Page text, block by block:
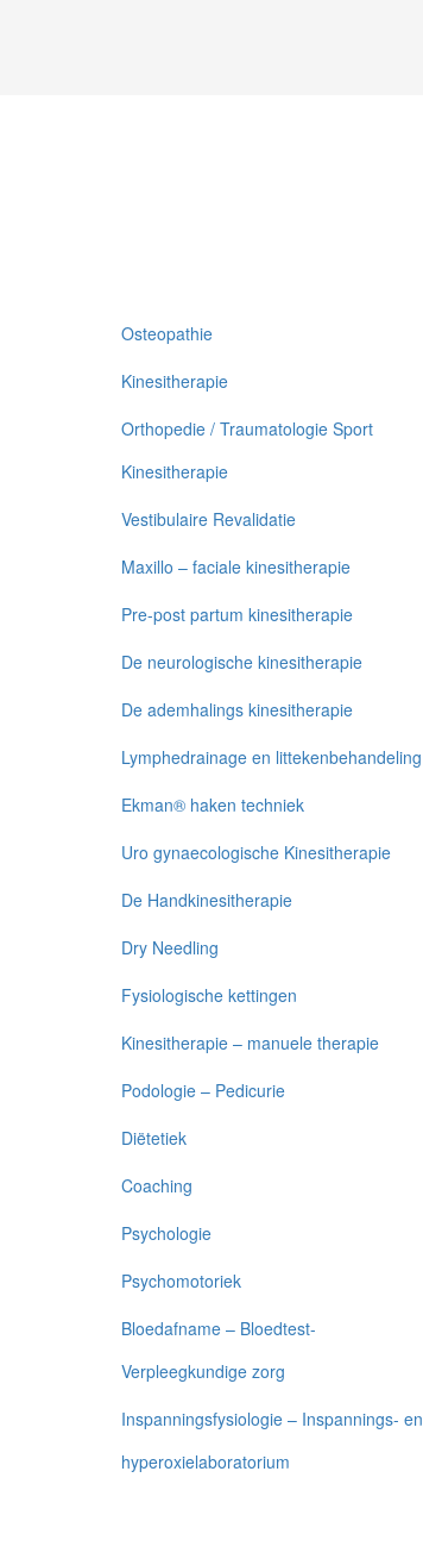
Osteopathie
Kinesitherapie
Orthopedie / Traumatologie Sport
Kinesitherapie
Vestibulaire Revalidatie
Maxillo – faciale kinesitherapie
Pre-post partum kinesitherapie
De neurologische kinesitherapie
De ademhalings kinesitherapie
Lymphedrainage en littekenbehandeling
Ekman® haken techniek
Uro gynaecologische Kinesitherapie
De Handkinesitherapie
Dry Needling
Fysiologische kettingen
Kinesitherapie – manuele therapie
Podologie – Pedicurie
Diëtetiek
Coaching
Psychologie
Psychomotoriek
Bloedafname – Bloedtest-
Verpleegkundige zorg
Inspanningsfysiologie – Inspannings- en
hyperoxielaboratorium